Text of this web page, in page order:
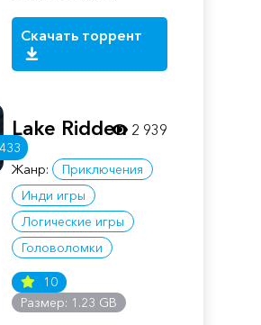
Скачать торрент
Lake Ridden
Жанр:
Приключения
Инди игры
Логические игры
Головоломки
10
Размер: 1.23 GB
2 939